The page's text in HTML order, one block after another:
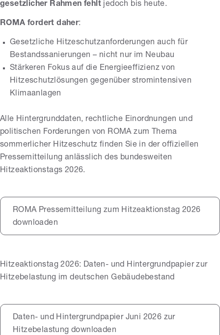
gesetzlicher Rahmen fehlt jedoch bis heute.
ROMA fordert daher:
Gesetzliche Hitzeschutzanforderungen auch für
Bestandssanierungen – nicht nur im Neubau
Stärkeren Fokus auf die Energieeffizienz von
Hitzeschutzlösungen gegenüber stromintensiven
Klimaanlagen
Alle Hintergrunddaten, rechtliche Einordnungen und
politischen Forderungen von ROMA zum Thema
sommerlicher Hitzeschutz finden Sie in der offiziellen
Pressemitteilung anlässlich des bundesweiten
Hitzeaktionstags 2026.
ROMA Pressemitteilung zum Hitzeaktionstag 2026
downloaden
Hitzeaktionstag 2026: Daten- und Hintergrundpapier zur
Hitzebelastung im deutschen Gebäudebestand
Daten- und Hintergrundpapier Juni 2026 zur
Hitzebelastung downloaden